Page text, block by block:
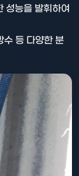
성능을 발휘하여
수 등 다양한 분